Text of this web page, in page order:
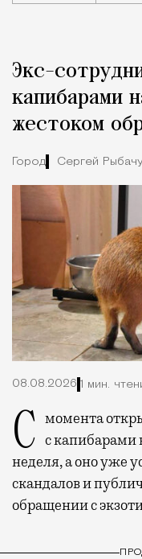
Город
Экс-
капибарами
жестоком
Город Сергей
08.08.2026 1 мин.
С момента открытия нового контактного кафе с капибарами
неделя, а оно уже
скандалов и
обращении с